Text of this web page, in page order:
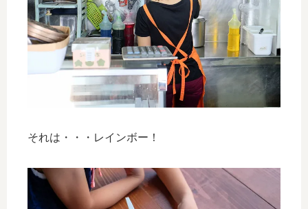
それは・・・レインボー！